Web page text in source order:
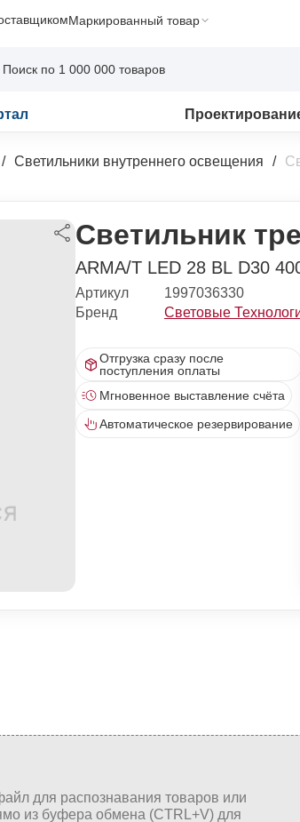
Маркированный товар
Светильники внутреннего освещения
Светильник
ARMA/T LED 28 BL D30
Артикул
1997036330
Бренд
Световые
Отгрузка сразу после
поступления оплаты
Мгновенное выставление счёта
Автоматическое резервирование